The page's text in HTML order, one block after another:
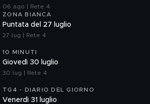
06 ago | Rete 4
ZONA BIANCA
Puntata del 27 luglio
27 lug | Rete 4
10 MINUTI
Giovedì 30 luglio
30 lug | Rete 4
TG4 - DIARIO DEL GIORNO
Venerdì 31 luglio